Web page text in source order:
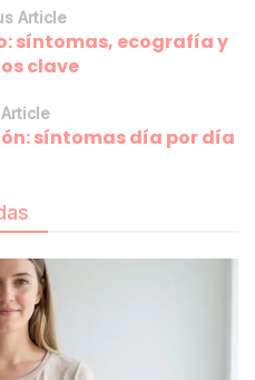
Article
síntomas, ecografía y
clave
síntomas día por día